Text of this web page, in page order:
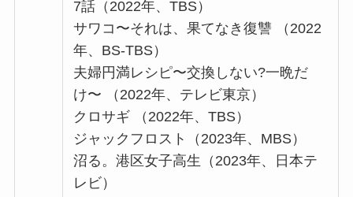
7話（2022年、TBS）
サワコ〜それは、果てなき復讐 （2022
年、BS-TBS）
夫婦円満レシピ〜交換しない?一晩だ
け〜 （2022年、テレビ東京）
クロサギ （2022年、TBS）
ジャックフロスト（2023年、MBS）
沼る。港区女子高生（2023年、日本テ
レビ）